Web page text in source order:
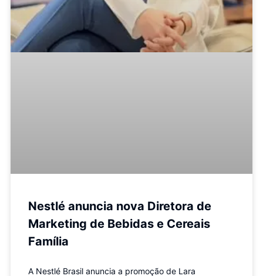
Nestlé anuncia nova Diretora de
Marketing de Bebidas e Cereais
Família
A Nestlé Brasil anuncia a promoção de Lara